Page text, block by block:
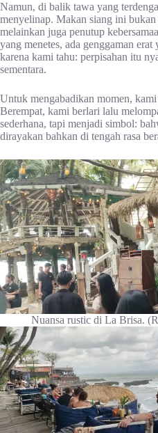
Namun, di balik tawa yang
menyelinap. Makan siang ini
melainkan juga penutup
yang menetes, ada genggaman
karena kami tahu: perpisahan itu
sementara.
Untuk mengabadikan momen,
Berempat, kami berlari lalu
sederhana, tapi menjadi simbol:
dirayakan bahkan di tengah rasa
Nuansa rustic di La Brisa.